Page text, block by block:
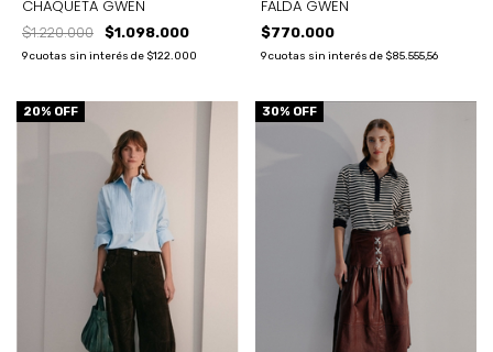
CHAQUETA GWEN
$1.220.000 $1.098.000
9cuotas sin interés de $122.000
FALDA GWEN
$770.000
9 cuotas sin interés de $85.555,56
20% OFF 30% OFF